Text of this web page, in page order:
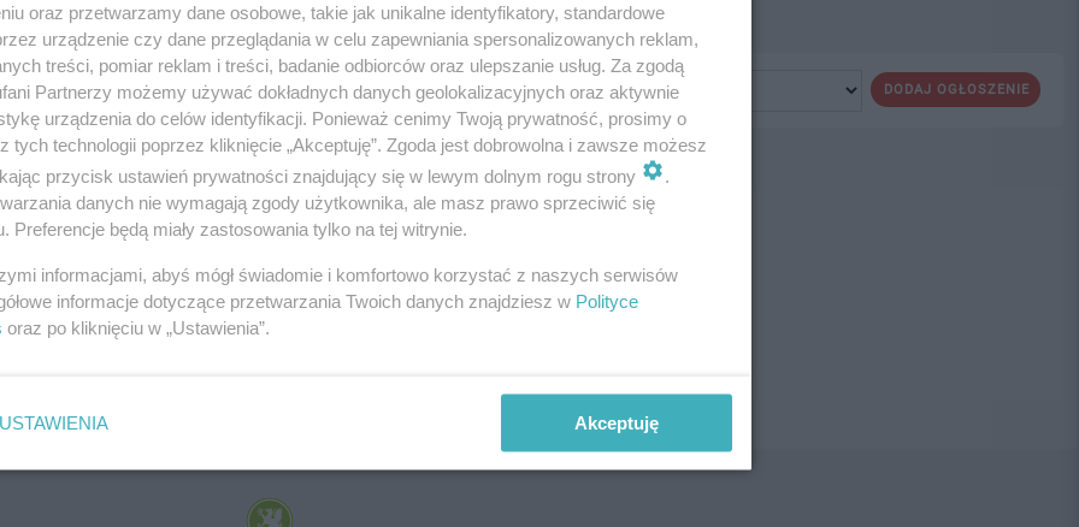
DODAJ OGŁOSZENIE
ogłoszenie nie istnieje lub nie jest jeszcze aktywne!
oraz przetwarzamy dane osobowe, takie jak unikalne identyfikatory, standardowe
urządzenie czy dane przeglądania w celu zapewniania spersonalizowanych reklam,
treści, pomiar reklam i treści, badanie odbiorców oraz ulepszanie usług. Za zgodą
Partnerzy możemy używać dokładnych danych geolokalizacyjnych oraz aktywnie
urządzenia do celów identyfikacji. Ponieważ cenimy Twoją prywatność, prosimy o
tych technologii poprzez kliknięcie „Akceptuję”. Zgoda jest dobrowolna i zawsze możesz
przycisk ustawień prywatności znajdujący się w lewym dolnym rogu strony
danych nie wymagają zgody użytkownika, ale masz prawo sprzeciwić się
Preferencje będą miały zastosowania tylko na tej witrynie.
informacjami, abyś mógł świadomie i komfortowo korzystać z naszych serwisów
informacje dotyczące przetwarzania Twoich danych znajdziesz w Polityce
oraz po kliknięciu w „Ustawienia”.
USTAWIENIA Akceptuję